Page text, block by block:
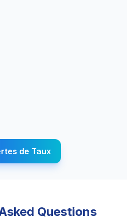
de Taux
Questions